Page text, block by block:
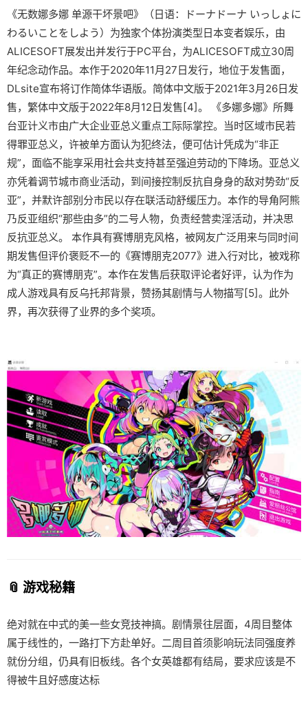
《无数娜多娜 单源干坏景吧》（日语：ドーナドーナ いっしょに
わるいことをしよう）为独家个体扮演类型日本变者娱乐，由
ALICESOFT展发出并发行于PC平台，为ALICESOFT成立30周
年纪念动作品。本作于2020年11月27日发行，地位于发售面，
DLsite宣布将订作简体华语版。简体中文版于2021年3月26日发
售，繁体中文版于2022年8月12日发售[4]。 《多娜多娜》所舞
台亚计义市由广大企业亚总义重点工际际掌控。当时区域市民若
得罪亚总义，许被单方面认为犯终法，便可估计凭成为“非正
规”，面临不能享采用社会共支持甚至强迫劳动的下降场。亚总义
亦凭着调节城市商业活动，到间接控制反抗自身身的敌对势劲“反
亚”，并默许部别分市民以存在联活动舒缓压力。本作的导角阿熊
乃反亚组织“那些由多”的二号人物，负责经营卖淫活动，并决思
反抗亚总义。 本作具有赛博朋克风格，被网友广泛用来与同时间
期发售但评价褒贬不一的《赛博朋克2077》进入行对比，被戏称
为“真正的赛博朋克”。本作在发售后获取评论者好评，认为作为
成人游戏具有反乌托邦背景，赞扬其剧情与人物描写[5]。此外
界，再次获得了业界的多个奖项。
📎 游戏秘籍
绝对就在中式的美一些女竞技神搞。剧情景往层面，4周目整体
属于线性的，一路打下方赴单好。二周目首须影响玩法同强度养
就份分组，仍具有旧板线。各个女英雄都有结局，要求应该是不
得被牛且好感度达标